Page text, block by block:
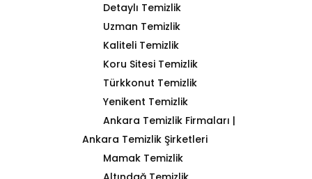
Detaylı Temizlik
Uzman Temizlik
Kaliteli Temizlik
Koru Sitesi Temizlik
Türkkonut Temizlik
Yenikent Temizlik
Ankara Temizlik Firmaları |
Ankara Temizlik Şirketleri
Mamak Temizlik